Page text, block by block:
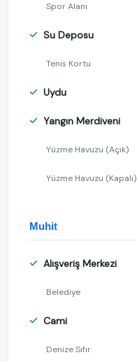
Spor Alanı
Su Deposu
Tenis Kortu
Uydu
Yangın Merdiveni
Yüzme Havuzu (Açık)
Yüzme Havuzu (Kapalı)
Muhit
Alışveriş Merkezi
Belediye
Cami
Denize Sıfır